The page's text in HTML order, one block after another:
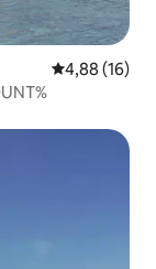
4,88 de uma
4,88 (16)